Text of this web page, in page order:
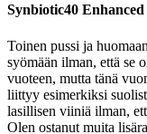
Synbiotic40 Enhanced
Toinen pussi ja
syömään ilman, että se
vuoteen, mutta tänä
liittyy esimerkiksi
lasillisen viiniä ilman,
Olen ostanut muita